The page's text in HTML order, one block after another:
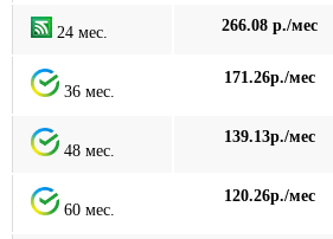
24 мес. 266.08 р./мес
36 мес.
171.26р./мес
48 мес.
139.13р./мес
60 мес.
120.26р./мес